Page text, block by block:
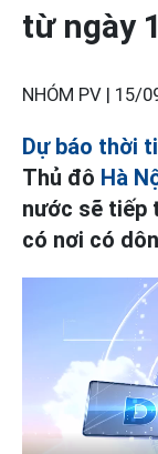
từ ngày
NHÓM PV | 15/
Dự báo thời
Thủ đô Hà
nước sẽ tiếp
có nơi có